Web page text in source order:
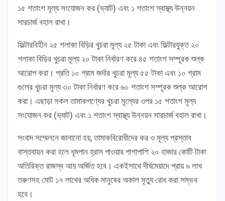
১৫ শতাংশ মূল্য সংযোজন কর (ভ্যাট) এবং ১ শতাংশ স্বাস্থ্য উন্নয়ন
সারচার্জ বহাল রাখা।
ফিল্টারবিহীন ২৫ শলাকা বিড়ির খুচরা মূল্য ২৫ টাকা এবং ফিল্টারযুক্ত ২০
শলাকা বিড়ির খুচরা মূল্য ২০ টাকা নির্ধারণ করে ৪৫ শতাংশ সম্পূরক শুল্ক
আরোপ করা। প্রতি ১০ গ্রাম জর্দার খুচরা মূল্য ৫৫ টাকা এবং ১০ গ্রাম
গুলের খুচরা মূল্য ৩০ টাকা নির্ধারণ করে ৬০ শতাংশ সম্পূরক শুল্ক আরোপ
করা। এছাড়া সকল তামাকপণ্যের খুচরা মূল্যের ওপর ১৫ শতাংশ মূল্য
সংযোজন কর (ভ্যাট) এবং ১ শতাংশ স্বাস্থ্য উন্নয়ন সারচার্জ বহাল রাখা।
সংবাদ সম্মেলনে জানানো হয়, তামাকবিরোধীদের কর ও মূল্য প্রস্তাব
বাস্তবায়ন করা হলে ধূমপান হ্রাস পাওয়ার পাশাপাশি ২০ হাজার কোটি টাকা
অতিরিক্ত রাজস্ব আয় অর্জিত হবে। একইসাথে দীর্ঘমেয়াদে প্রায় ৯ লাখ
তরুণসহ মোট ১৭ লাখের অধিক মানুষের অকাল মৃত্যু রোধ করা সম্ভব
হবে।